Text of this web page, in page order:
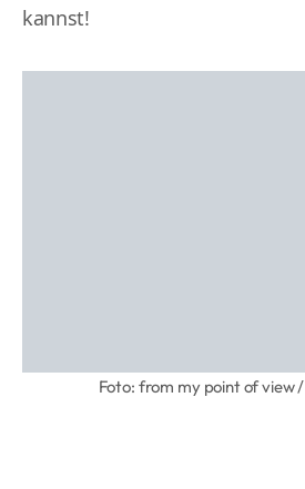
kannst!
Foto: from my point of view